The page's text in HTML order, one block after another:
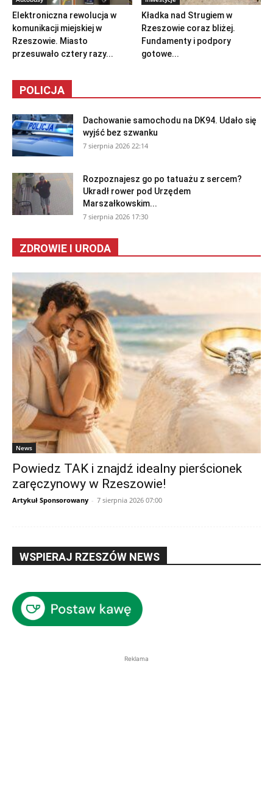
Elektroniczna rewolucja w
komunikacji miejskiej w
Rzeszowie. Miasto
przesuwało cztery razy...
Kładka nad Strugiem w
Rzeszowie coraz bliżej.
Fundamenty i podpory
gotowe...
POLICJA
Dachowanie samochodu na DK94. Udało się
wyjść bez szwanku
7 sierpnia 2026 22:14
Rozpoznajesz go po tatuażu z sercem?
Ukradł rower pod Urzędem
Marszałkowskim...
7 sierpnia 2026 17:30
ZDROWIE I URODA
News
Powiedz TAK i znajdź idealny pierścionek
zaręczynowy w Rzeszowie!
Artykuł Sponsorowany - 7 sierpnia 2026 07:00
WSPIERAJ RZESZÓW NEWS
Reklama